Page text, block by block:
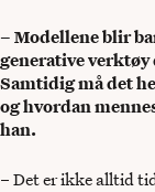
– Modellene blir
generative
Samtidig må det
og hvordan
han.
– Det er ikke alltid